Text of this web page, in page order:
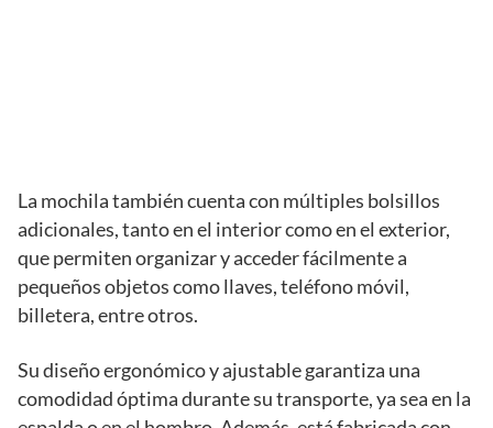
La mochila también cuenta con múltiples bolsillos
adicionales, tanto en el interior como en el exterior,
que permiten organizar y acceder fácilmente a
pequeños objetos como llaves, teléfono móvil,
billetera, entre otros.
Su diseño ergonómico y ajustable garantiza una
comodidad óptima durante su transporte, ya sea en la